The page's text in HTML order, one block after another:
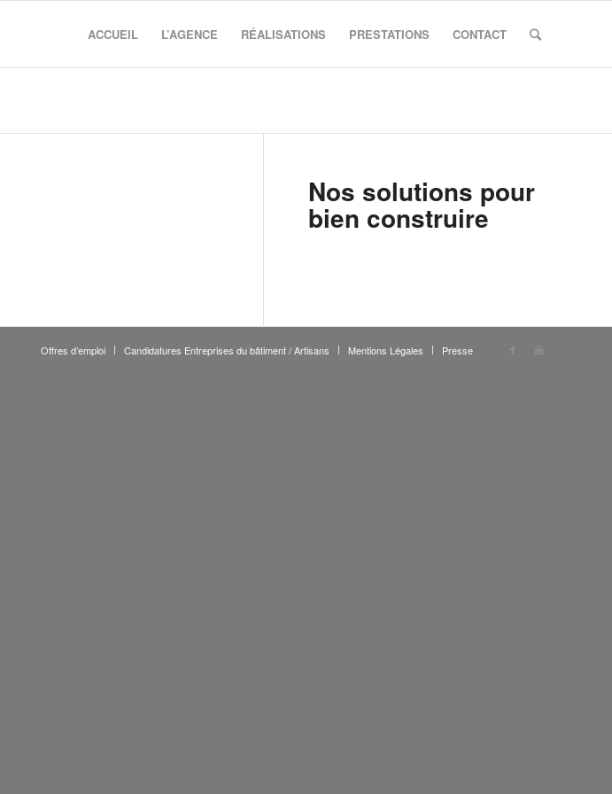
ACCUEIL L’AGENCE RÉALISATIONS PRESTATIONS CONTACT
Nos solutions pour
bien construire
Offres d’emploi Candidatures Entreprises du bâtiment / Artisans Mentions Légales Presse